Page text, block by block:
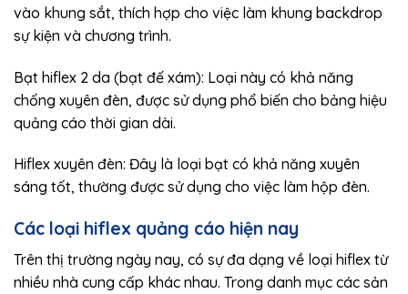
vào khung sắt, thích hợp cho việc làm khung backdrop
sự kiện và chương trình.
Bạt hiflex 2 da (bạt đế xám): Loại này có khả năng
chống xuyên đèn, được sử dụng phổ biến cho bảng hiệu
quảng cáo thời gian dài.
Hiflex xuyên đèn: Đây là loại bạt có khả năng xuyên
sáng tốt, thường được sử dụng cho việc làm hộp đèn.
Các loại hiflex quảng cáo hiện nay
Trên thị trường ngày nay, có sự đa dạng về loại hiflex từ
nhiều nhà cung cấp khác nhau. Trong danh mục các sản